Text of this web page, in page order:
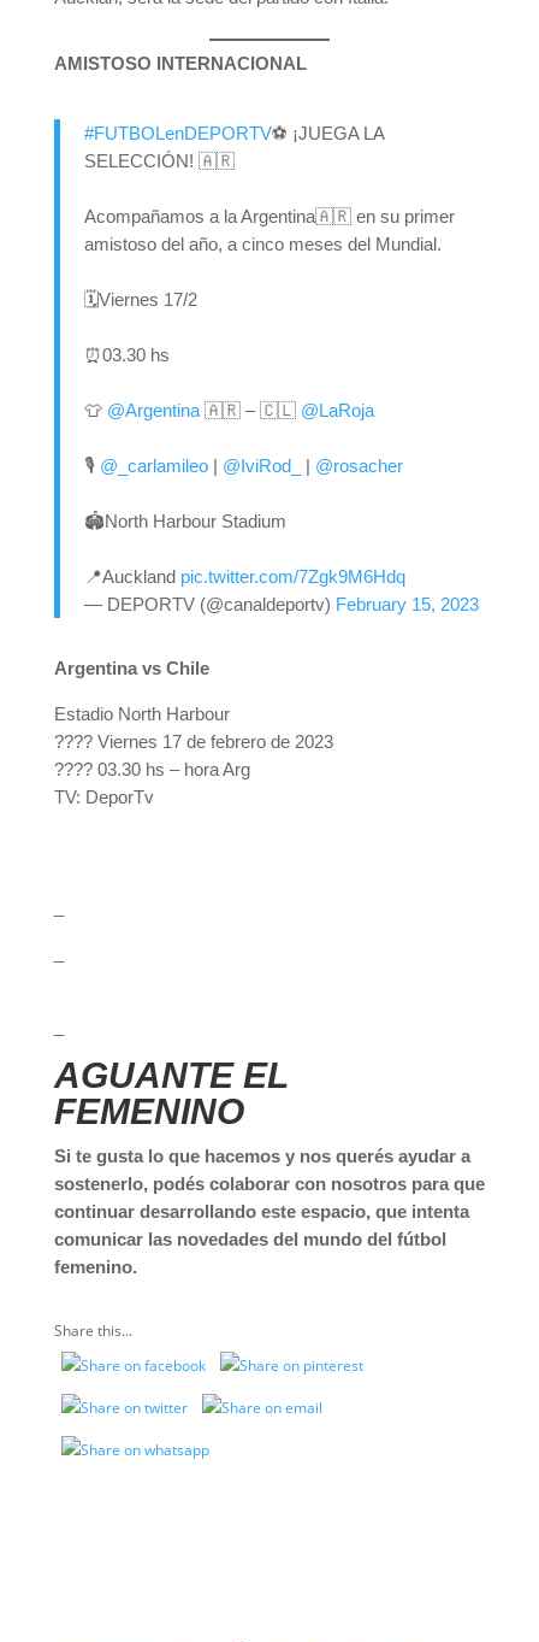
AMISTOSO INTERNACIONAL
#FUTBOLenDEPORTV⚽️ ¡JUEGA LA
SELECCIÓN! 🇦🇷
Acompañamos a la Argentina🇦🇷 en su primer
amistoso del año, a cinco meses del Mundial.
🗓️Viernes 17/2
⏰03.30 hs
👕 @Argentina🇦🇷 – 🇨🇱 @LaRoja
🎙️ @_carlamileo| @IviRod_ | @rosacher
🏟️North Harbour Stadium
📍Auckland pic.twitter.com/7Zgk9M6Hdq
— DEPORTV (@canaldeportv) February 15, 2023
Argentina vs Chile
Estadio North Harbour
???? Viernes 17 de febrero de 2023
???? 03.30 hs – hora Arg
TV: DeporTv
AGUANTE EL
FEMENINO
Si te gusta lo que hacemos y nos querés ayudar a
sostenerlo, podés colaborar con nosotros para que
continuar desarrollando este espacio, que intenta
comunicar las novedades del mundo del fútbol
femenino.
Share this...